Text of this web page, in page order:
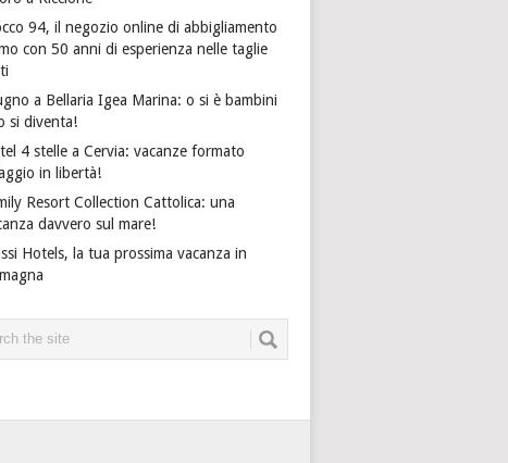
94, il negozio online di abbigliamento
con 50 anni di esperienza nelle taglie
a Bellaria Igea Marina: o si è bambini
si diventa!
4 stelle a Cervia: vacanze formato
in libertà!
Resort Collection Cattolica: una
davvero sul mare!
Hotels, la tua prossima vacanza in